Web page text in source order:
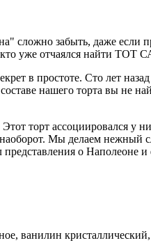
сложно забыть, даже
уже отчаялся найти ТОТ
в простоте. Сто лет назад
нашего торта вы не
торт ассоциировался
Мы делаем нежный
о Наполеоне
ванилин